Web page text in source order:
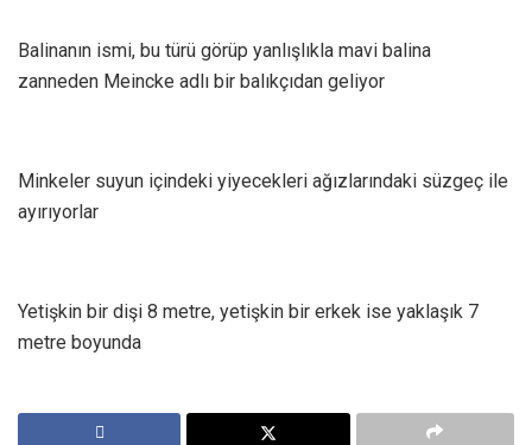
Balinanın ismi, bu türü görüp yanlışlıkla mavi balina
zanneden Meincke adlı bir balıkçıdan geliyor
Minkeler suyun içindeki yiyecekleri ağızlarındaki süzgeç ile
ayırıyorlar
Yetişkin bir dişi 8 metre, yetişkin bir erkek ise yaklaşık 7
metre boyunda